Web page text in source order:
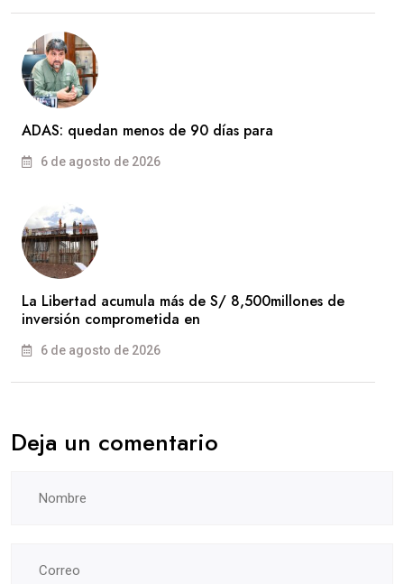
ADAS: quedan menos de 90 días para
6 de agosto de 2026
La Libertad acumula más de S/ 8,500millones de
inversión comprometida en
6 de agosto de 2026
Deja un comentario